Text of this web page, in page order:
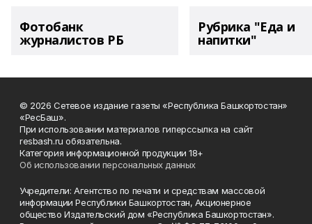
Фотобанк
журналистов РБ
Рубрика "Еда и
напитки"
© 2026 Сетевое издание газеты «Республика Башкортостан»
«РесБаш».
При использовании материалов гиперссылка на сайт
resbash.ru обязательна.
Категория информационной продукции 18+
Об использовании персональных данных
Учредители: Агентство по печати и средствам массовой
информации Республики Башкортостан, Акционерное
общество Издательский дом «Республика Башкортостан».